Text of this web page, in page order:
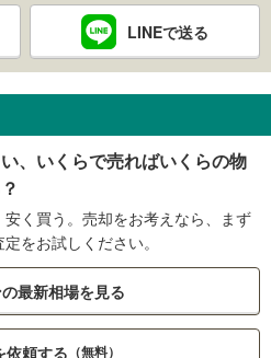
LINEで送る
、いくらで売ればいくらの物
く買う。売却をお考えなら、まず
をお試しください。
最新相場を見る
依頼する （無料）